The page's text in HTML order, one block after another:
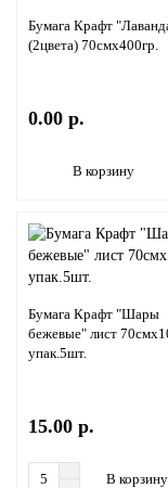
Бумага Крафт
(2цвета) 70смх400гр.
0.00 р.
В корзину
Бумага Крафт "Шары
бежевые" лист
упак.5шт.
15.00 р.
В корзину